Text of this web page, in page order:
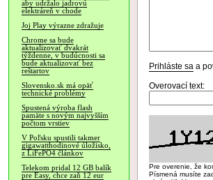
aby udržalo jadrovú
elektráreň v chode
Joj Play výrazne zdražuje
Chrome sa bude
aktualizovať dvakrát
týždenne, v budúcnosti sa
bude aktualizovať bez
reštartov
Slovensko.sk má opäť
technické problémy
Spustená výroba flash
pamäte s novým najvyšším
počtom vrstiev
V Poľsku spustili takmer
gigawatthodinové úložisko,
z LiFePO4 článkov
Telekom pridal 12 GB balík
pre Easy, chce zaň 12 eur
Prihláste sa a
Overovací text:
Pre overenie, že
Písmená musíte